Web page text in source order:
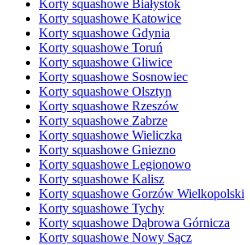
Korty squashowe Białystok
Korty squashowe Katowice
Korty squashowe Gdynia
Korty squashowe Toruń
Korty squashowe Gliwice
Korty squashowe Sosnowiec
Korty squashowe Olsztyn
Korty squashowe Rzeszów
Korty squashowe Zabrze
Korty squashowe Wieliczka
Korty squashowe Gniezno
Korty squashowe Legionowo
Korty squashowe Kalisz
Korty squashowe Gorzów Wielkopolski
Korty squashowe Tychy
Korty squashowe Dąbrowa Górnicza
Korty squashowe Nowy Sącz